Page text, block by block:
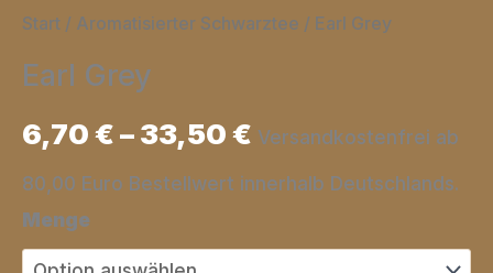
Start / Aromatisierter Schwarztee / Earl Grey
Earl Grey
6,70€–33,50€ Versandkostenfrei ab
80,00 Euro Bestellwert innerhalb Deutschlands.
Menge